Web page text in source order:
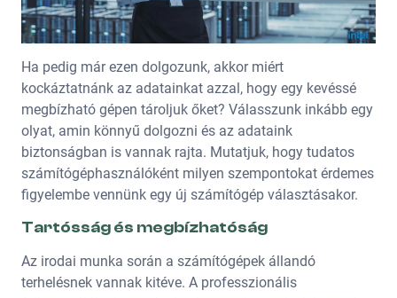
Ha pedig már ezen dolgozunk, akkor miért
kockáztatnánk az adatainkat azzal, hogy egy kevéssé
megbízható gépen tároljuk őket? Válasszunk inkább egy
olyat, amin könnyű dolgozni és az adataink
biztonságban is vannak rajta. Mutatjuk, hogy tudatos
számítógéphasználóként milyen szempontokat érdemes
figyelembe vennünk egy új számítógép választásakor.
Tartósság és megbízhatóság
Az irodai munka során a számítógépek állandó
terhelésnek vannak kitéve. A professzionális